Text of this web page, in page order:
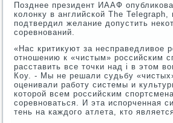
Позднее президент ИААФ
колонку в английской The Telegraph,
подтвердил желание допустить
соревнований.
«Нас критикуют за несправедливое
отношению к «чистым» российским
расставить все точки над i в этом
Коу. - Мы не решали судьбу
оценивали работу системы и
которой всем российским
соревноваться. И эта испорченная
тень на каждого атлета, кто